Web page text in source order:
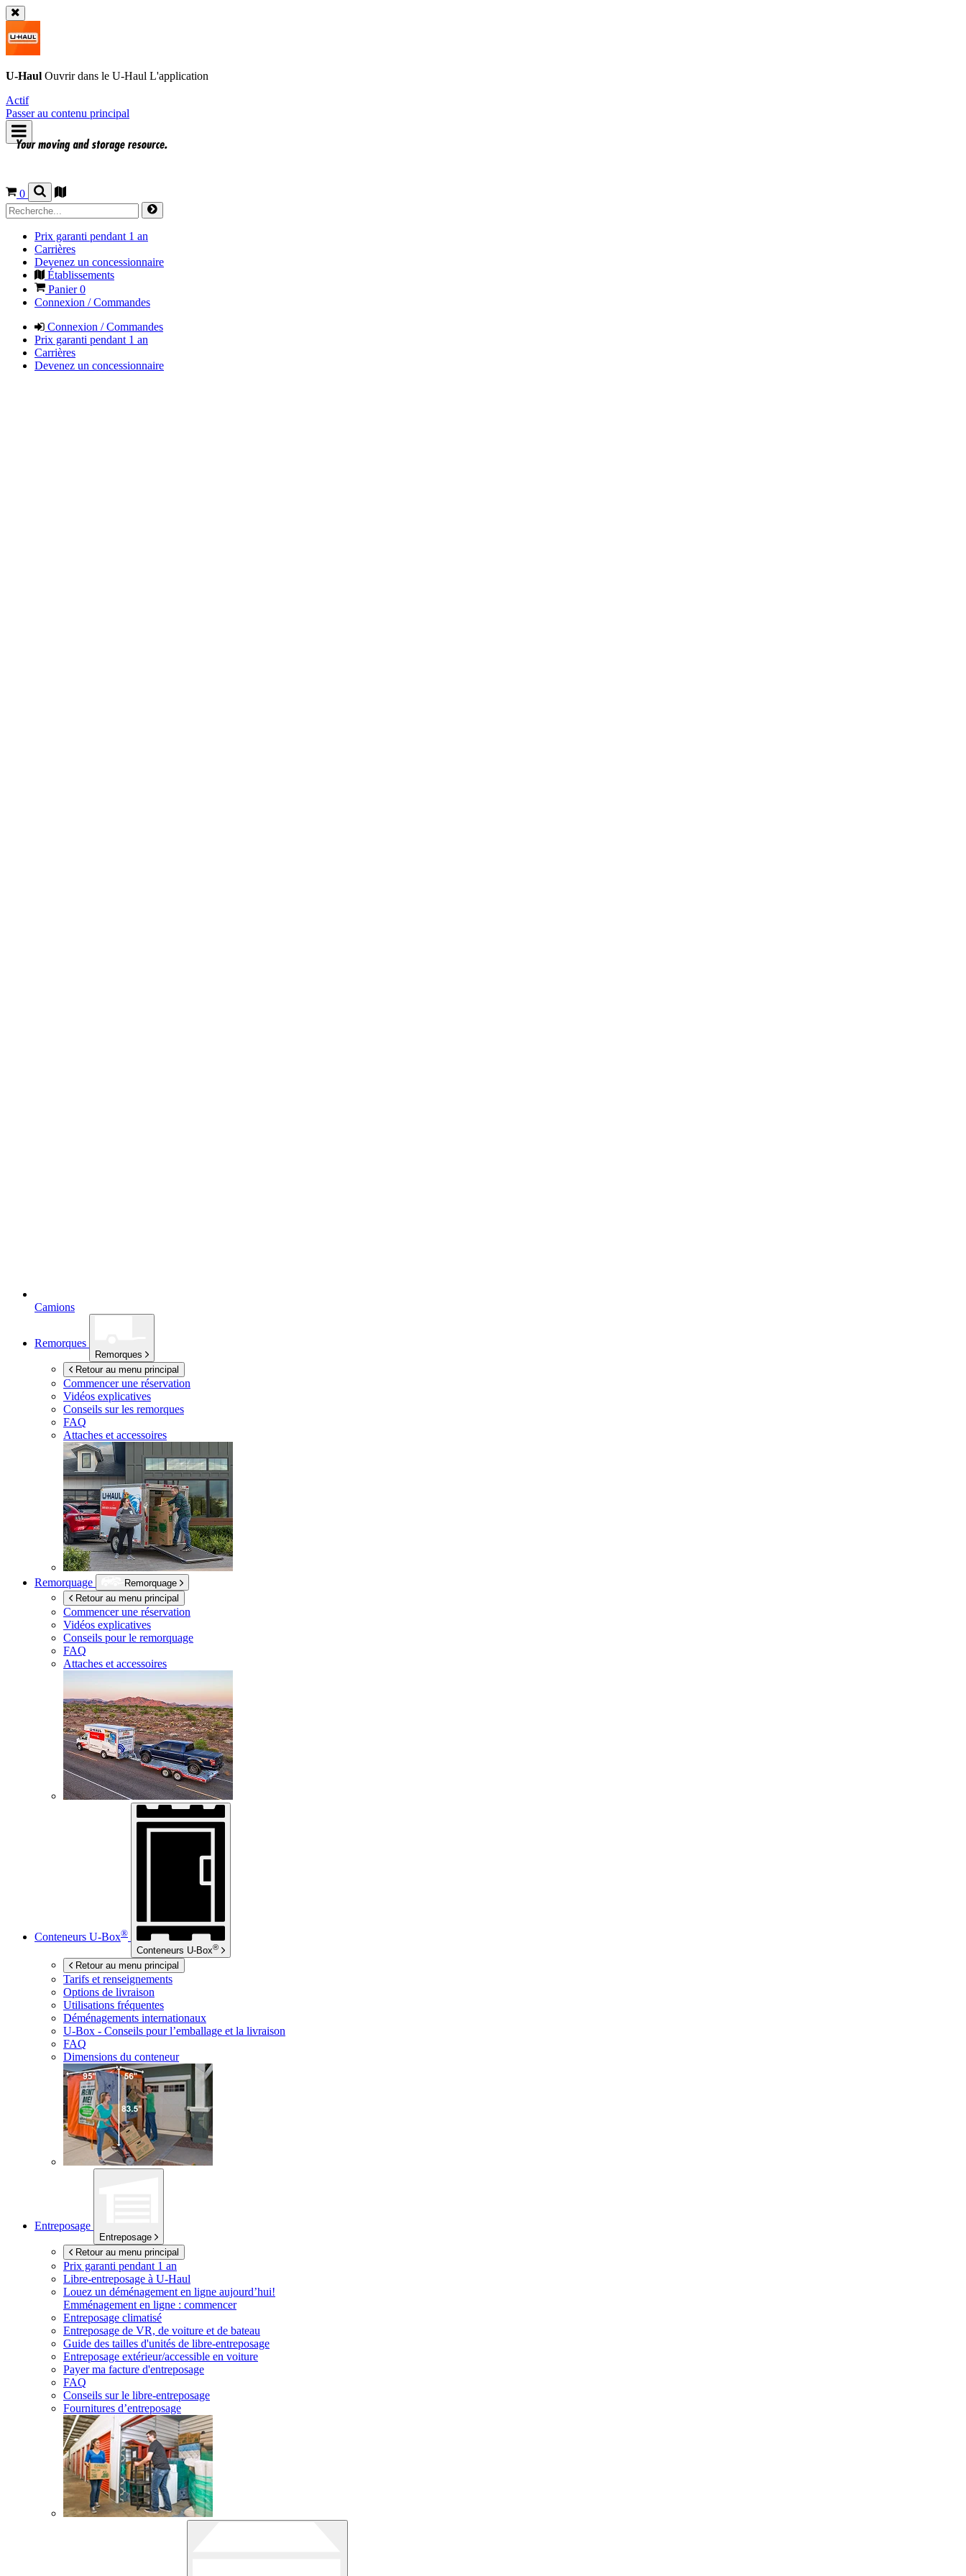
U-Haul Ouvrir dans le U-Haul L'application
Actif
Passer au contenu principal
0
Prix garanti pendant 1 an
Carrières
Devenez un concessionnaire
Établissements
Panier0
Connexion / Commandes
Connexion / Commandes
Prix garanti pendant 1 an
Carrières
Devenez un concessionnaire
Camions
Remorques
Remorques
Retour au menu principal
Commencer une réservation
Vidéos explicatives
Conseils sur les remorques
FAQ
Attaches et accessoires
Remorquage
Remorquage
Retour au menu principal
Commencer une réservation
Vidéos explicatives
Conseils pour le remorquage
FAQ
Attaches et accessoires
Conteneurs U-Box®
Conteneurs U-Box®
Retour au menu principal
Tarifs et renseignements
Options de livraison
Utilisations fréquentes
Déménagements internationaux
U-Box - Conseils pour l’emballage et la livraison
FAQ
Dimensions du conteneur
Entreposage
Entreposage
Retour au menu principal
Prix garanti pendant 1 an
Libre-entreposage à U-Haul
Louez un déménagement en ligne aujourd’hui!
Emménagement en ligne : commencer
Entreposage climatisé
Entreposage de VR, de voiture et de bateau
Guide des tailles d'unités de libre-entreposage
Entreposage extérieur/accessible en voiture
Payer ma facture d'entreposage
FAQ
Conseils sur le libre-entreposage
Fournitures d’entreposage